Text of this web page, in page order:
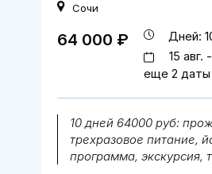
Сочи
10 дней 64000 руб:
трехразовое питание,
программа, экскурсия,
64 000 ₽
Дней:
15 авг.
еще 2 даты